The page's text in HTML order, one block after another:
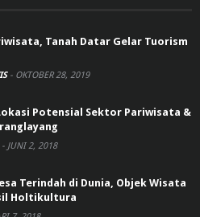
Tanah Datar Gelar Tuorism
- OKTOBER 28, 2019
Potensial Sektor Pariwisata &
- JUNI 2, 2018
Terindah di Dunia, Objek Wisata
Holtikultura